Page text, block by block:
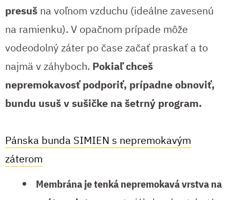
presuš na voľnom vzduchu (ideálne zavesenú
na ramienku). V opačnom prípade môže
vodeodolný záter po čase začať praskať a to
najmä v záhyboch. Pokiaľ chceš
nepremokavosť podporiť, prípadne obnoviť,
bundu usuš v sušičke na šetrný program.
Pánska bunda SIMIEN s nepremokavým
záterom
Membrána je tenká nepremokavá vrstva na